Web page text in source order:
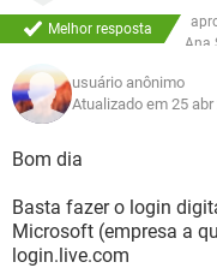
Melhor resposta
Ana
usuário anônimo
Atualizado em 25
Bom dia
Basta fazer o login
Microsoft (empresa a
login.live.com